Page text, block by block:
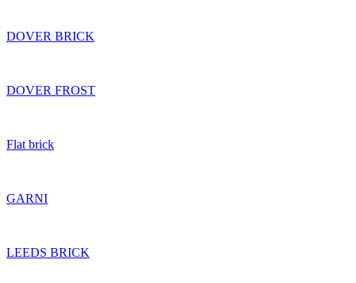
DOVER BRICK
DOVER FROST
Flat brick
GARNI
LEEDS BRICK